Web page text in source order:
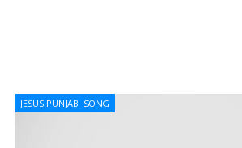
JESUS PUNJABI SONG